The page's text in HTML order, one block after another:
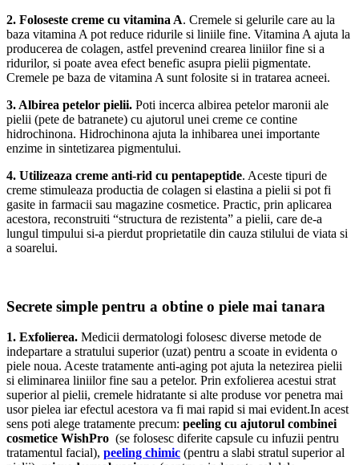
2. Foloseste creme cu vitamina A. Cremele si gelurile care au la
baza vitamina A pot reduce ridurile si liniile fine. Vitamina A ajuta la
producerea de colagen, astfel prevenind crearea liniilor fine si a
ridurilor, si poate avea efect benefic asupra pielii pigmentate.
Cremele pe baza de vitamina A sunt folosite si in tratarea acneei.
3. Albirea petelor pielii. Poti incerca albirea petelor maronii ale
pielii (pete de batranete) cu ajutorul unei creme ce contine
hidrochinona. Hidrochinona ajuta la inhibarea unei importante
enzime in sintetizarea pigmentului.
4. Utilizeaza creme anti-rid cu pentapeptide. Aceste tipuri de
creme stimuleaza productia de colagen si elastina a pielii si pot fi
gasite in farmacii sau magazine cosmetice. Practic, prin aplicarea
acestora, reconstruiti “structura de rezistenta” a pielii, care de-a
lungul timpului si-a pierdut proprietatile din cauza stilului de viata si
a soarelui.
Secrete simple pentru a obtine o piele mai tanara
1. Exfolierea. Medicii dermatologi folosesc diverse metode de
indepartare a stratului superior (uzat) pentru a scoate in evidenta o
piele noua. Aceste tratamente anti-aging pot ajuta la netezirea pielii
si eliminarea liniilor fine sau a petelor. Prin exfolierea acestui strat
superior al pielii, cremele hidratante si alte produse vor penetra mai
usor pielea iar efectul acestora va fi mai rapid si mai evident.In acest
sens poti alege tratamente precum: peeling cu ajutorul combinei
cosmetice WishPro (se folosesc diferite capsule cu infuzii pentru
tratamentul facial), peeling chimic (pentru a slabi stratul superior al